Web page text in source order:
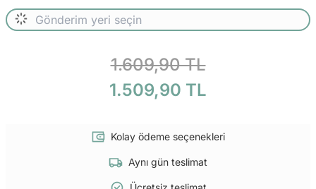
1.609,90 TL
1.509,90 TL
Kolay ödeme seçenekleri
Aynı gün teslimat